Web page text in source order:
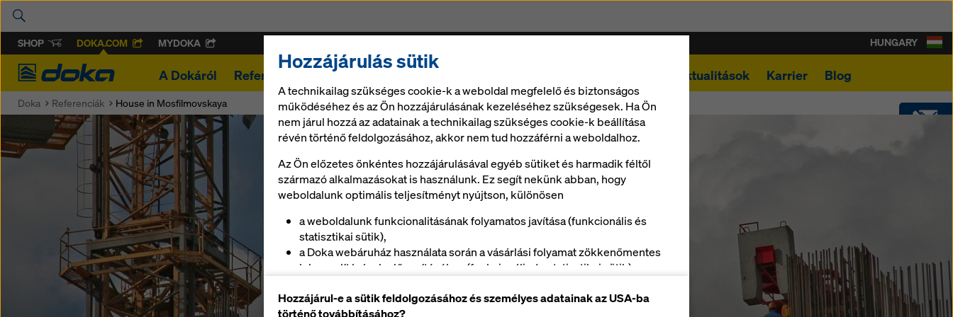
SHOP DOKA.COM MYDOKA
Doka
A Dokáról Referenciák Zsalu és szolgáltatások Aktualitások Karrier Blog
SHOP
HUNGARY
Doka Referenciák House in Mosfilmovskaya
Hozzájárulás sütik
A technikailag szükséges cookie-k a weboldal megfelelő és biztonságos
működéséhez és az Ön hozzájárulásának kezeléséhez szükségesek. Ha Ön
nem járul hozzá az adatainak a technikailag szükséges cookie-k beállítása
révén történő feldolgozásához, akkor nem tud hozzáférni a weboldalhoz.
Az Ön előzetes önkéntes hozzájárulásával egyéb sütiket és harmadik féltől
származó alkalmazásokat is használunk. Ez segít nekünk abban, hogy
weboldalunk optimális teljesítményt nyújtson, különösen
a weboldalunk funkcionalitásának folyamatos javítása (funkcionális és
statisztikai sütik),
a Doka webáruház használata során a vásárlási folyamat zökkenőmentes
lebonyolításának elősegítéséhez (funkcionális és statisztikai sütik),
bizonyos platformokon (marketing cookie-k).
Hozzájárul-e a sütik feldolgozásához és személyes adatainak az USA-ba
történő továbbításához?